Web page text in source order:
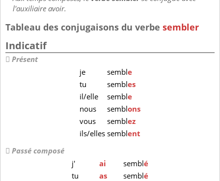
l'auxiliaire avoir.
Tableau des conjugaisons du verbe sembler
Indicatif
Présent
je
semble
tu
sembles
il/elle
semble
nous
semblons
vous
semblez
ils/ellessemblent
Passé composé
j'
ai semblé
tu
as semblé